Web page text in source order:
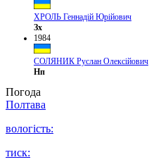
ХРОЛЬ Геннадій Юрійович
Зх
1984
СОЛЯНИК Руслан Олексійович
Нп
Погода
Полтава
вологість:
тиск: